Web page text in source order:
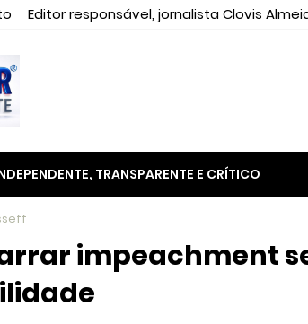
Editor responsável, jornalista Clovis
TRANSPARENTE E CRÍTICO
impeachment